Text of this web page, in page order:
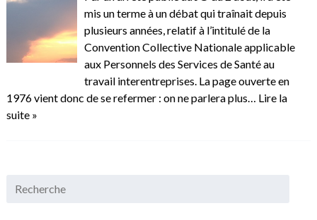
mis un terme à un débat qui traînait depuis
plusieurs années, relatif à l’intitulé de la
Convention Collective Nationale applicable
aux Personnels des Services de Santé au
travail interentreprises. La page ouverte en
1976 vient donc de se refermer : on ne parlera plus… Lire la
suite »